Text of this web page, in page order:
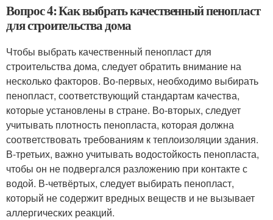
Вопрос 4: Как выбрать качественный пенопласт
для строительства дома
Чтобы выбрать качественный пенопласт для
строительства дома, следует обратить внимание на
несколько факторов. Во-первых, необходимо выбирать
пенопласт, соответствующий стандартам качества,
которые установлены в стране. Во-вторых, следует
учитывать плотность пенопласта, которая должна
соответствовать требованиям к теплоизоляции здания.
В-третьих, важно учитывать водостойкость пенопласта,
чтобы он не подвергался разложению при контакте с
водой. В-четвёртых, следует выбирать пенопласт,
который не содержит вредных веществ и не вызывает
аллергических реакций.